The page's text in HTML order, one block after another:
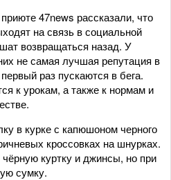
47news рассказали, что
на связь в социальной
возвращаться назад. У
не самая лучшая репутация в
раз пускаются в бега.
к урокам, а также к нормам и
в курке с капюшоном черного
кроссовках на шнурках.
куртку и джинсы, но при
сумку.